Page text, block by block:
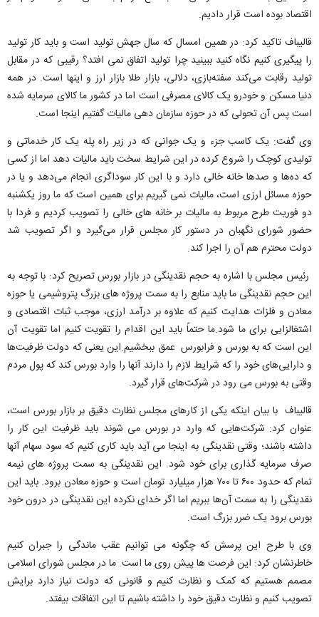
اقتصاد بوده است قرار دادیم.
قالیباف تاکید کرد: در همین امسال که سال جهش تولید است و باید کار تولید
را پیگیری کنیم نگاه کنید ببینید چرا تولید اتفاق نمی افتد؟ رقیبی که در مقابل
تولید رقابت می‌کند سفته‌بازی، دلالی، بازار طلا بازار ارز و اینها است. در همه
دنیا مسکن و خودرو یک کالای مصرفی است اما در کشور ما کالای سرمایه شده
است پس آن تحولی که در حوزه سازمان دهی مالیات گفتیم اینجا است.
وی گفت: یک کاسب جزء و یک جوانی که در زیر راه پله یک کار خدماتی و
تولیدی کوچک را شروع کرده در این شرایط سخت باید مالیات دهد اما از کسی
که ده‌ها و صدها خانه خالی دارد و با این کار سوداگری انجام می‌دهد و یا در
حوزه مسائل ارزی است، مالیات نمی گیریم برای همین است که ما روز یکشنبه
دو فوریت طرح مربوط به مالیات بر خانه های خالی را تصویب کردیم و فردا با
حضور شورای نگهبان در دستور کار مجلس قرار می‌گیرد و اگر تصویب شد
دولت محترم هم آن را اجرا کند.
رئیس مجلس با اشاره به حجم نقدینگی در بازار بورس تصریح کرد: با توجه به
این حجم نقدینگی ما باید منابع را به سمت پروژه های بزرگ پتروشیمی یا حوزه
معادن و فلزات هدایت کنیم که علاوه بر درآمد ارزی، موجب ثبات اقتصادی و
اشتغالزایی برای ما شود.ما حتماً باید این اقدام را تقویت کنیم اما تقویت آن
این است که به بورس و فرابورس عمق ببخشیم.این یعنی که دولت ظرفیت‌ها
و دارایی‌های خود را که شرایط لازم را دارند آنها را وارد بورس کند که پول مردم
وقتی به بورس می رود در شرکت‌های قرار گیرد.
قالیباف با بیان اینکه یکی از کارهای مجلس نظارت دقیق بر بازار بورس است،
عنوان کرد: شرکت‌هایی که وارد در بورس می شوند باید ظرفیت این کار را
داشته باشند؛ وقتی نقدینگی به اینجا می آید باید کاری کنیم که سود سهام آنها
صرف سرمایه گذاری برای خود شود. این نقدینگی به سمت پروژه های نیمه
تمام که حدود ۶۰۰ تا ۷۰۰ هزار میلیارد تومان است و حوزه معادن برود. باید این
نقدینگی را به سمت آن‌ها ببریم اما اگر خدای نکرده این نقدینگی در درون خود
بورس برود یک ضرر بزرگ است.
وی با طرح این پرسش که چگونه می توانیم عقب ماندگی را جبران کنیم
خاطرنشان کرد: این فرصت ها پیش روی ما است. ما در مجلس شورای اسلامی
مصمم هستیم که کمک و نظارت کنیم و قانونی که دولت نیاز دارد برایش
تصویب کنیم و نظارت دقیق خود را داشته باشیم تا این اتفاقات بیفتد.